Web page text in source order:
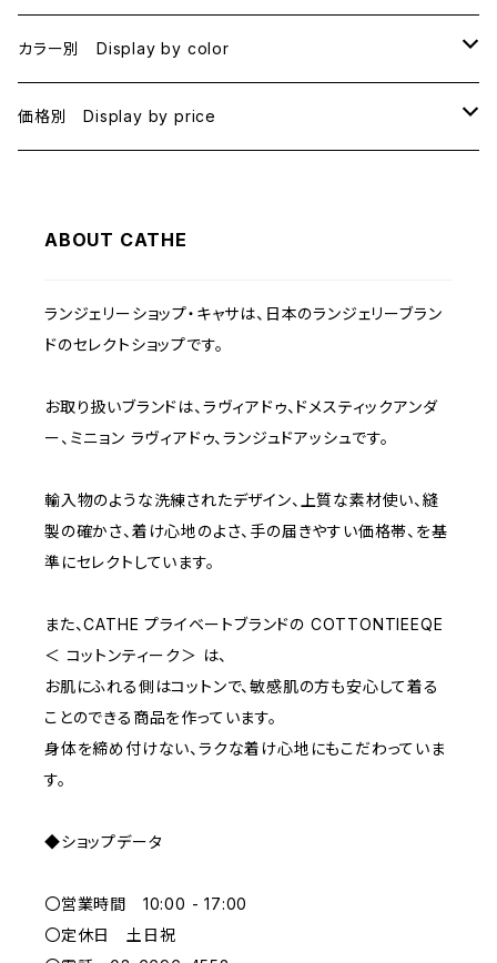
B70
B75
C70
C75
E70
カラー別 Display by color
BLACK
BEIGE
NAVY
YELLOW
PURPLE
BLUE
ORANGE
GRAY
価格別 Display by price
1000~
2000~
5000~
ABOUT CATHE
ランジェリーショップ・キャサは、日本のランジェリーブラン
ドのセレクトショップです。
お取り扱いブランドは、ラヴィアドゥ、ドメスティックアンダ
ー、ミニョン ラヴィアドゥ、ランジュドアッシュです。
輸入物のような洗練されたデザイン、上質な素材使い、縫
製の確かさ、着け心地のよさ、手の届きやすい価格帯、を基
準にセレクトしています。
また、CATHE プライベートブランドの COTTONTIEEQE
＜ コットンティーク＞ は、
お肌にふれる側はコットンで、敏感肌の方も安心して着る
ことのできる商品を作っています。
身体を締め付けない、ラクな着け心地にもこだわっていま
す。
◆ショップデータ
〇営業時間 10:00 - 17:00
〇定休日 土日祝